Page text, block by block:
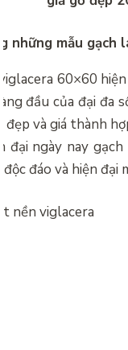
những mẫu gạch
60×60
đầu của đại đa
đẹp và giá thành
đại ngày nay
đáo và hiện